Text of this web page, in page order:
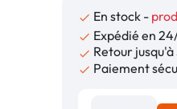
 En stock -
 Expédié en
 Retour
 Paiement